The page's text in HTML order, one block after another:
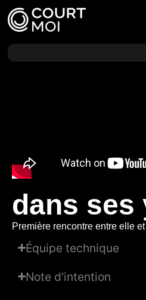
dans ses
Première rencontre entre elle
Équipe technique
Note d'intention